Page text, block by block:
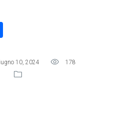
10, 2024
178